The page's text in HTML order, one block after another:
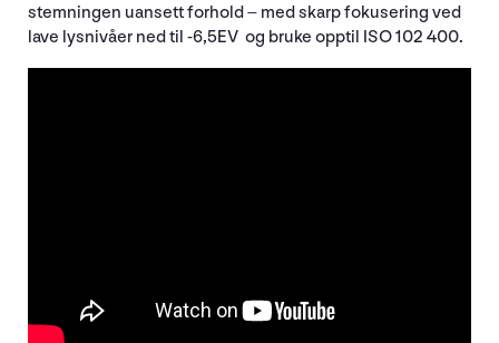
stemningen uansett forhold – med skarp fokusering ved
lave lysnivåer ned til -6,5EV og bruke opptil ISO 102 400.